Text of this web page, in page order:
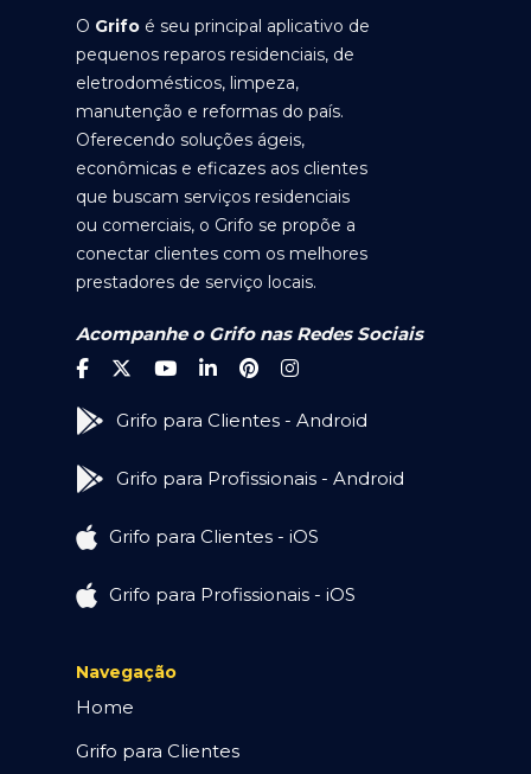
O Grifo é seu principal aplicativo de
pequenos reparos residenciais, de
eletrodomésticos, limpeza,
manutenção e reformas do país.
Oferecendo soluções ágeis,
econômicas e eficazes aos clientes
que buscam serviços residenciais
ou comerciais, o Grifo se propõe a
conectar clientes com os melhores
prestadores de serviço locais.
Acompanhe o Grifo nas Redes Sociais
Grifo para Clientes - Android
Grifo para Profissionais - Android
Grifo para Clientes - iOS
Grifo para Profissionais - iOS
Navegação
Home
Grifo para Clientes